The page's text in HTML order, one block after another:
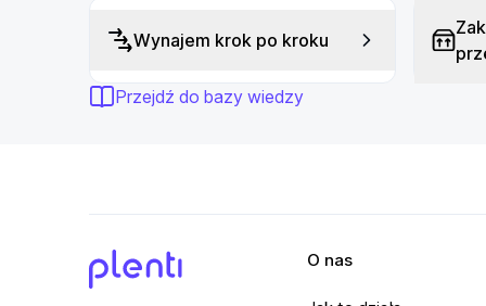
Szeroka obsługa formatów
PocketBook Era Color obsługuje wiele
EPUB i MOBI. Ułatwia to korzystanie z
Ekran
7 cali
Wynajem krok po kroku
Przejdź do bazy wiedzy
O nas